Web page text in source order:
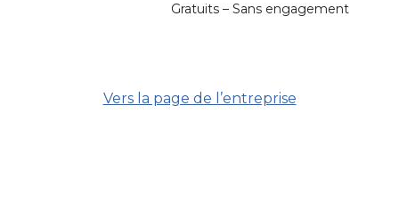
Gratuits – Sans engagement
Vers la page de l’entreprise